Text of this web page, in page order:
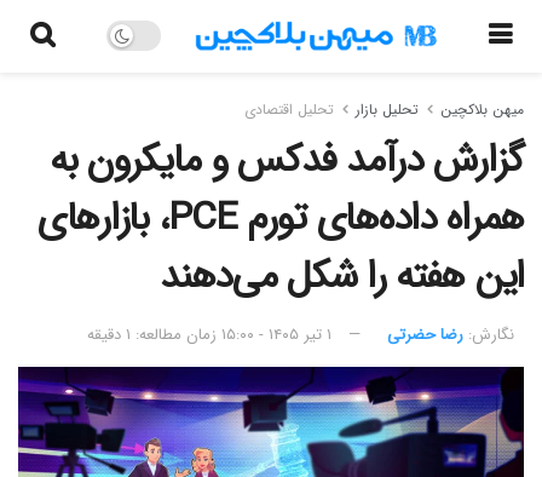
میهن بلاکچین تحلیل بازار تحلیل اقتصادی
گزارش درآمد فدکس و مایکرون به
همراه داده‌های تورم PCE، بازارهای
این هفته را شکل می‌دهند
نگارش:‌ رضا حضرتی ۱ تیر ۱۴۰۵ - ۱۵:۰۰ زمان مطالعه: ۱ دقیقه